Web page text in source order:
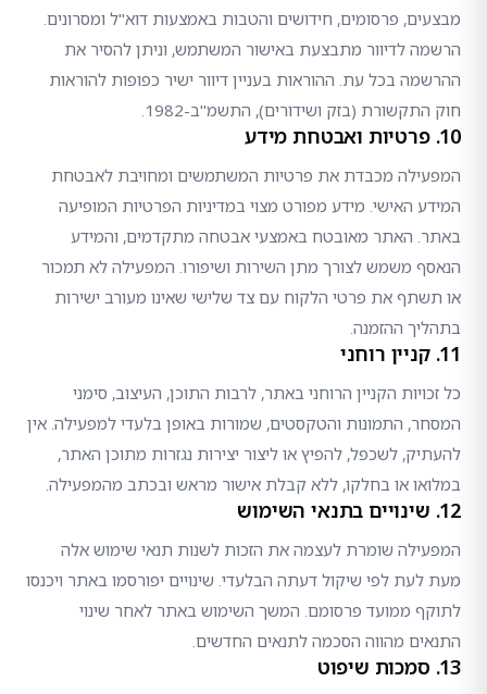
מבצעים, פרסומים, חידושים והטבות באמצעות דוא"ל ומסרונים.
הרשמה לדיוור מתבצעת באישור המשתמש, וניתן להסיר את
ההרשמה בכל עת. ההוראות בעניין דיוור ישיר כפופות להוראות
חוק התקשורת (בזק ושידורים), התשמ"ב-1982.
10. פרטיות ואבטחת מידע
המפעילה מכבדת את פרטיות המשתמשים ומחויבת לאבטחת
המידע האישי. מידע מפורט מצוי במדיניות הפרטיות המופיעה
באתר. האתר מאובטח באמצעי אבטחה מתקדמים, והמידע
הנאסף משמש לצורך מתן השירות ושיפורו. המפעילה לא תמכור
או תשתף את פרטי הלקוח עם צד שלישי שאינו מעורב ישירות
בתהליך ההזמנה.
11. קניין רוחני
כל זכויות הקניין הרוחני באתר, לרבות התוכן, העיצוב, סימני
המסחר, התמונות והטקסטים, שמורות באופן בלעדי למפעילה. אין
להעתיק, לשכפל, להפיץ או ליצור יצירות נגזרות מתוכן האתר,
במלואו או בחלקו, ללא קבלת אישור מראש ובכתב מהמפעילה.
12. שינויים בתנאי השימוש
המפעילה שומרת לעצמה את הזכות לשנות תנאי שימוש אלה
מעת לעת לפי שיקול דעתה הבלעדי. שינויים יפורסמו באתר ויכנסו
לתוקף ממועד פרסומם. המשך השימוש באתר לאחר שינוי
התנאים מהווה הסכמה לתנאים החדשים.
13. סמכות שיפוט